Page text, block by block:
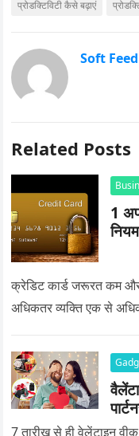
प्रोडक्टिविटी कैसे बढ़ाएं
Soft Feed
Related Posts
1
क्रेडिट कार्ड जरूरत कम
अधिकतर व्यक्ति एक से
7 तारीख से ही वेलेंटाइन